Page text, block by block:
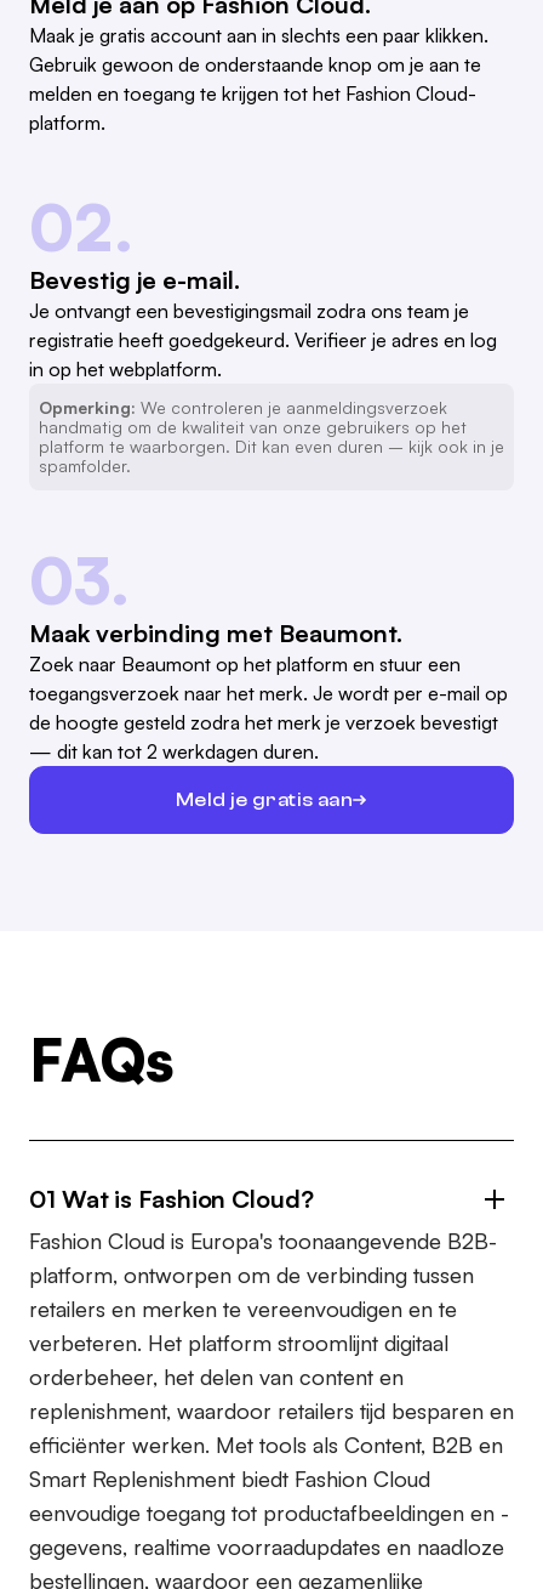
Maak je gratis account aan in slechts een paar klikken.
Gebruik gewoon de onderstaande knop om je aan te
melden en toegang te krijgen tot het Fashion Cloud-
platform.
02.
Bevestig je e-mail.
Je ontvangt een bevestigingsmail zodra ons team je
registratie heeft goedgekeurd. Verifieer je adres en log
in op het webplatform.
Opmerking: We controleren je aanmeldingsverzoek
handmatig om de kwaliteit van onze gebruikers op het
platform te waarborgen. Dit kan even duren – kijk ook in je
spamfolder.
03.
Maak verbinding met Beaumont.
Zoek naar Beaumont op het platform en stuur een
toegangsverzoek naar het merk. Je wordt per e-mail op
de hoogte gesteld zodra het merk je verzoek bevestigt
— dit kan tot 2 werkdagen duren.
Meld je gratis aan
FAQs
01 Wat is Fashion Cloud?
Fashion Cloud is Europa's toonaangevende B2B-
platform, ontworpen om de verbinding tussen
retailers en merken te vereenvoudigen en te
verbeteren. Het platform stroomlijnt digitaal
orderbeheer, het delen van content en
replenishment, waardoor retailers tijd besparen en
efficiënter werken. Met tools als Content, B2B en
Smart Replenishment biedt Fashion Cloud
eenvoudige toegang tot productafbeeldingen en -
gegevens, realtime voorraadupdates en naadloze
bestellingen, waardoor een gezamenlijke